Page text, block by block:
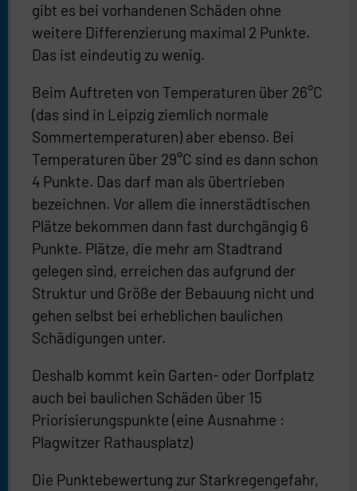
gibt es bei vorhandenen Schäden ohne
weitere Differenzierung maximal 2 Punkte.
Das ist eindeutig zu wenig.
Beim Auftreten von Temperaturen über 26°C
(das sind in Leipzig ziemlich normale
Sommertemperaturen) aber ebenso. Bei
Temperaturen über 29°C sind es dann schon
4 Punkte. Das darf man als übertrieben
bezeichnen. Vor allem die innerstädtischen
Plätze bekommen dann fast durchgängig 6
Punkte. Plätze, die mehr am Stadtrand
gelegen sind, erreichen das aufgrund der
Struktur und Größe der Bebauung nicht und
gehen selbst bei erheblichen baulichen
Schädigungen unter.
Deshalb kommt kein Garten- oder Dorfplatz
auch bei baulichen Schäden über 15
Priorisierungspunkte (eine Ausnahme :
Plagwitzer Rathausplatz)
Die Punktebewertung zur Starkregengefahr,